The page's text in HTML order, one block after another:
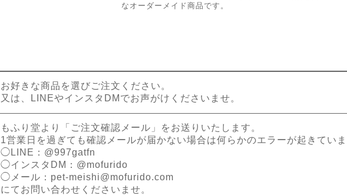
なオーダーメイド商品です。
お好きな商品を選びご注文ください。
又は、LINEやインスタDMでお声がけくださいませ。
もふり堂より「ご注文確認メール」をお送りいたします。
1営業日を過ぎても確認メールが届かない場合は何らかのエラーが起きていま
◯LINE：@997gatfn
◯インスタDM：@mofurido
◯メール： pet-meishi@mofurido.com
にてお問い合わせくださいませ。